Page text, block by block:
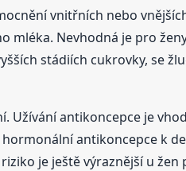
vnitřních nebo
mléka. Nevhodná je pro
stádiích cukrovky, se
Užívání antikoncepce je
antikoncepce k
je ještě výraznější u žen